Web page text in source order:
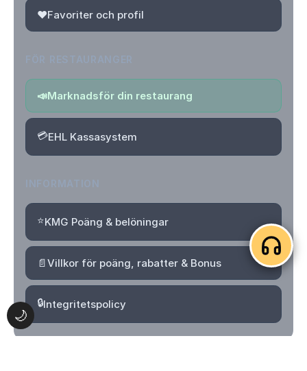
🌙
❤️Favoriter och profil
📣Marknadsför din restaurang
💳EHL Kassasystem
⭐KMG Poäng & belöningar
📄Villkor för poäng, rabatter & Bonus
🔒Integritetspolicy